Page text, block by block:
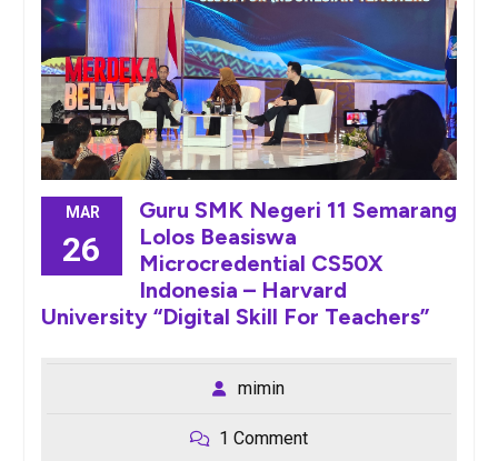
MAR
26
Guru SMK Negeri 11 Semarang
Lolos Beasiswa
Microcredential CS50X
Indonesia – Harvard
University “Digital Skill For Teachers”
mimin
1 Comment